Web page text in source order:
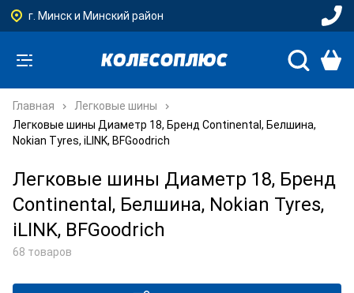
г. Минск и Минский район
Главная
Легковые шины
Легковые шины Диаметр 18, Бренд Continental, Белшина,
Nokian Tyres, iLINK, BFGoodrich
Легковые шины Диаметр 18, Бренд
Continental, Белшина, Nokian Tyres,
iLINK, BFGoodrich
68 товаров